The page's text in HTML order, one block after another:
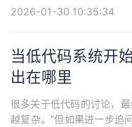
同一把尺子上，重点比两
2026-01-30 10:35:34
当低代码系统开
出在哪里
很多关于低代码的讨论，
越复杂。”但如果进一步